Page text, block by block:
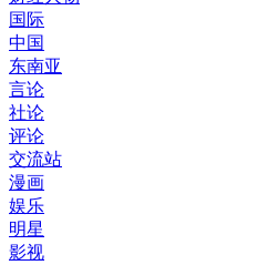
国际
中国
东南亚
言论
社论
评论
交流站
漫画
娱乐
明星
影视